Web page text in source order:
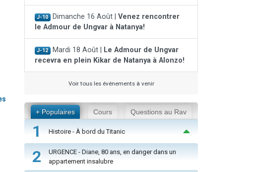
J-10 Dimanche 16 Août | Venez rencontrer
le Admour de Ungvar à Natanya!
J-12 Mardi 18 Août |
Le Admour de Ungvar
recevra en plein Kikar de Natanya à Alonzo!
Voir tous les événements à venir
+ Populaires Cours Questions au Rav
1 Histoire - À bord du Titanic
2
URGENCE - Diane, 80 ans, en danger dans un
appartement insalubre